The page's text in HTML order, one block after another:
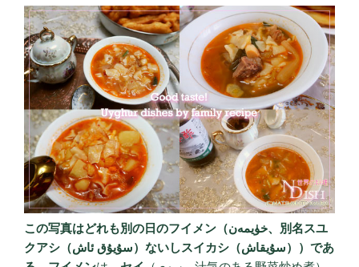
この写真はどれも別の日のフイメン （خۈيمەن、別名スユ
クアシ
（سۇيۇق ئاش）ないしスイカシ （سۇيقاش））であ